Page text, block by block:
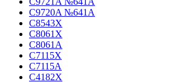
C9720A №641A
C8543X
C8061X
C8061A
C7115X
C7115A
C4182X